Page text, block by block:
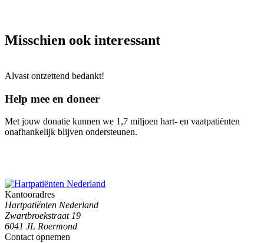
Misschien ook interessant
Alvast ontzettend bedankt!
Help mee en doneer
Met jouw donatie kunnen we 1,7 miljoen hart- en vaatpatiënten
onafhankelijk blijven ondersteunen.
Kantooradres
Hartpatiënten Nederland
Zwartbroekstraat 19
6041 JL Roermond
Contact opnemen